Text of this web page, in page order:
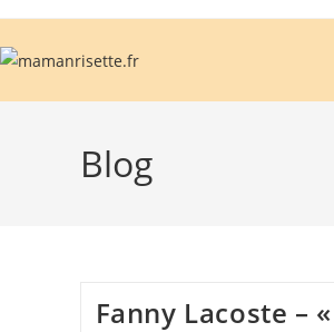
Blog
Fanny Lacoste –